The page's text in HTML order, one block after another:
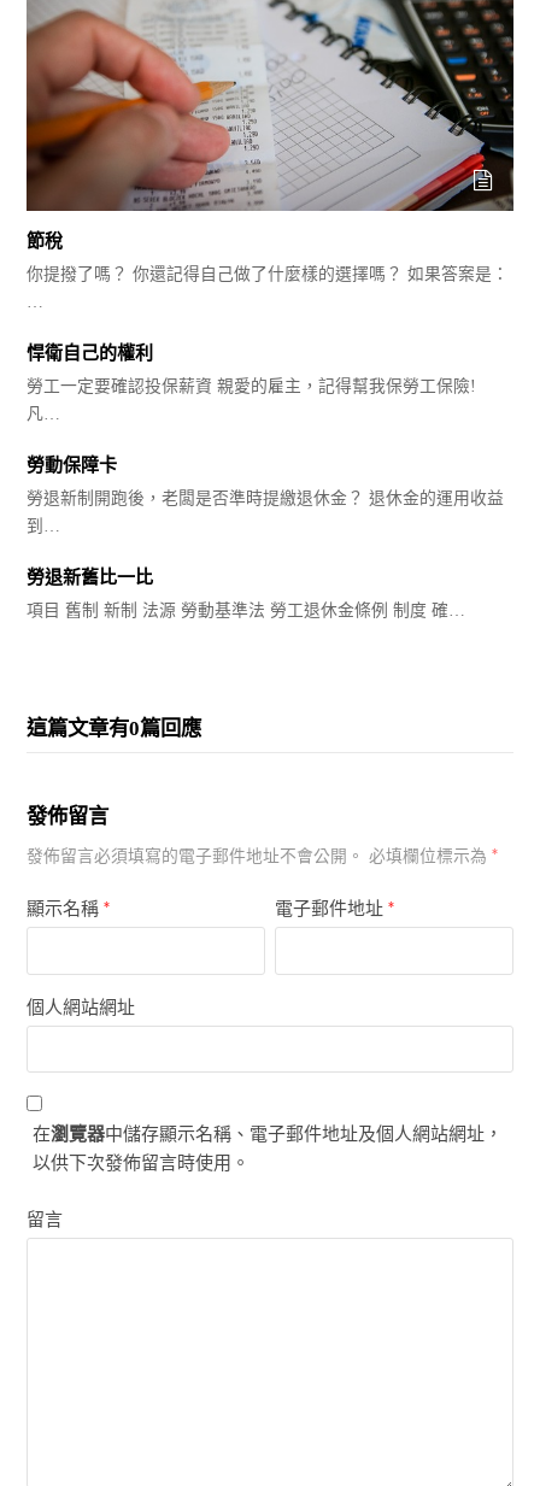
節稅
你提撥了嗎？ 你還記得自己做了什麼樣的選擇嗎？ 如果答案是：
悍衛自己的權利
勞工一定要確認投保薪資 親愛的雇主，記得幫我保勞工保險!
凡…
勞動保障卡
勞退新制開跑後，老闆是否準時提繳退休金？ 退休金的運用收益
到…
勞退新舊比一比
項目 舊制 新制 法源 勞動基準法 勞工退休金條例 制度 確…
這篇文章有0篇回應
發佈留言
發佈留言必須填寫的電子郵件地址不會公開。 必填欄位標示為*
顯示名稱* 電子郵件地址*
個人網站網址
在瀏覽器中儲存顯示名稱、電子郵件地址及個人網站網址，
以供下次發佈留言時使用。
留言